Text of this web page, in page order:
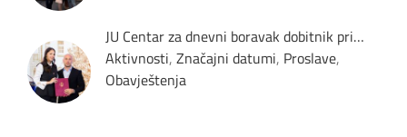
JU Centar za dnevni boravak dobitnik pri…
Aktivnosti, Značajni datumi, Proslave,
Obavještenja